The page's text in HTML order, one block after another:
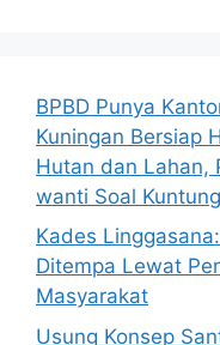
BPBD Punya
Kuningan Bersiap
Hutan dan Lahan,
wanti Soal
Kades
Ditempa Lewat
Masyarakat
Usung Konsep